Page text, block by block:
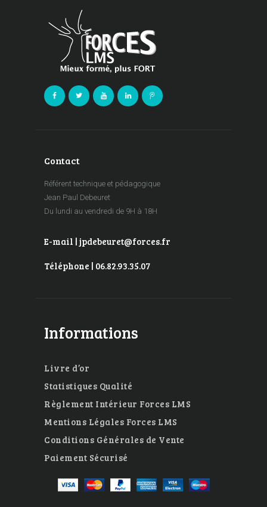
Contact
Référent technique et pédagogique
Jean Paul Debeuret
Du lundi au vendredi de 9H à 18H
E-mail | jpdebeuret@forces.fr
Téléphone | 06.82.93.35.07
Informations
Livre d’or
Statistiques Qualité
Règlement Intérieur Forces LMS
Mentions Légales Forces LMS
Conditions Générales de Vente
Paiement Sécurisé